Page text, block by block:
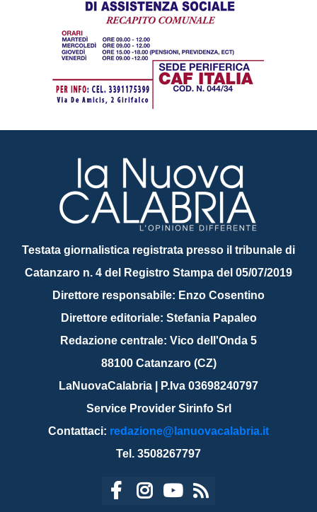
Testata giornalistica registrata presso il tribunale di
Catanzaro n. 4 del Registro Stampa del 05/07/2019
Direttore responsabile: Enzo Cosentino
Direttore editoriale: Stefania Papaleo
Redazione centrale: Vico dell'Onda 5
88100 Catanzaro (CZ)
LaNuovaCalabria | P.Iva 03698240797
Service Provider Sirinfo Srl
Contattaci: redazione@lanuovacalabria.it
Tel. 3508267797